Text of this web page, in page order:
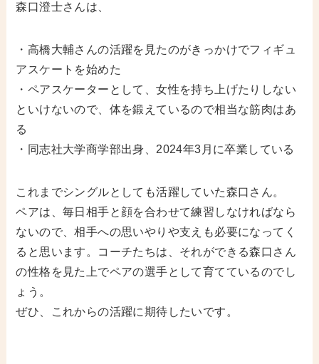
森口澄士さんは、
・高橋大輔さんの活躍を見たのがきっかけでフィギュ
アスケートを始めた
・ペアスケーターとして、女性を持ち上げたりしない
といけないので、体を鍛えているので相当な筋肉はあ
る
・同志社大学商学部出身、2024年3月に卒業している
これまでシングルとしても活躍していた森口さん。
ペアは、毎日相手と顔を合わせて練習しなければなら
ないので、相手への思いやりや支えも必要になってく
ると思います。コーチたちは、それができる森口さん
の性格を見た上でペアの選手として育てているのでし
ょう。
ぜひ、これからの活躍に期待したいです。